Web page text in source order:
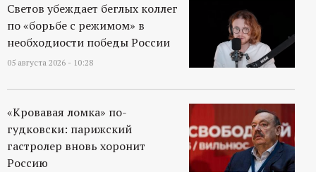
Светов убеждает беглых коллег
по «борьбе с режимом» в
необходиости победы России
05 августа 2026 - 10:28
«Кровавая ломка» по-
гудковски: парижский
гастролер вновь хоронит
Россию